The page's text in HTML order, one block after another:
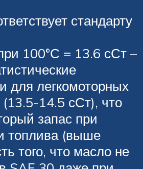
стандарту
100°С = 13.6 сСт –
для легкомоторных
(13.5-14.5 сСт), что
запас при
топлива (выше
того, что масло не